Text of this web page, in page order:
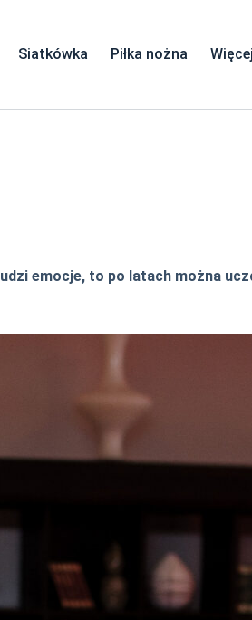
Siatkówka Piłka nożna Więcej
emocje, to po latach można